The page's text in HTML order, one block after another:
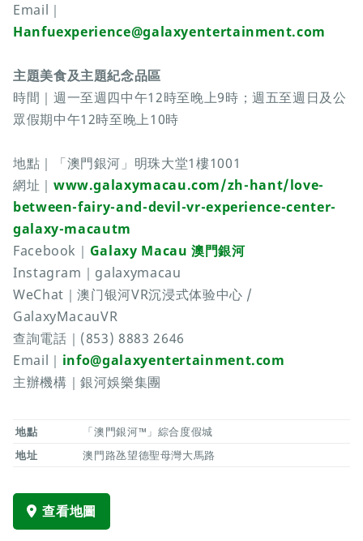
Email｜
Hanfuexperience@galaxyentertainment.com
主題美食及主題紀念品區
時間｜週一至週四中午12時至晚上9時；週五至週日及公
眾假期中午12時至晚上10時
地點｜「澳門銀河」明珠大堂1樓1001
網址｜ www.galaxymacau.com/zh-hant/love-
between-fairy-and-devil-vr-experience-center-
galaxy-macautm
Facebook｜ Galaxy Macau 澳門銀河
Instagram｜galaxymacau
WeChat｜澳门银河VR沉浸式体验中心 /
GalaxyMacauVR
查詢電話｜(853) 8883 2646
Email｜ info@galaxyentertainment.com
主辦機構｜銀河娛樂集團
地點
「澳門銀河™」綜合度假城
地址
澳門路氹望德聖母灣大馬路
查看地圖